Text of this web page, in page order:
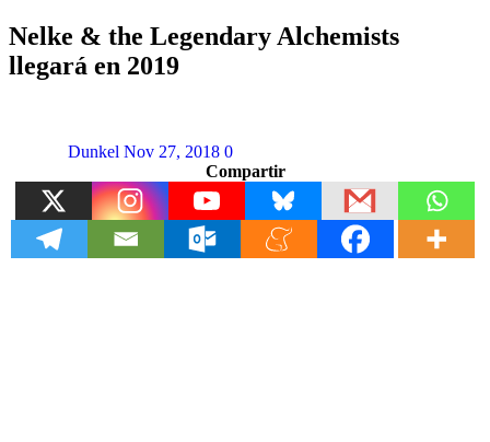
Nelke & the Legendary Alchemists
llegará en 2019
Dunkel Nov 27, 2018 0
Compartir